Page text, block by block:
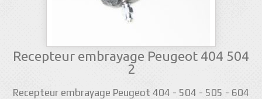
Recepteur embrayage Peugeot 404 504
2
Recepteur embrayage Peugeot 404 - 504 - 505 - 604